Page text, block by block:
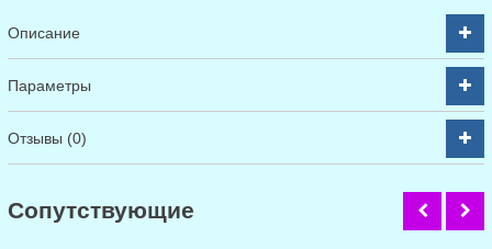
Описание
Параметры
Отзывы (0)
Cопутствующие